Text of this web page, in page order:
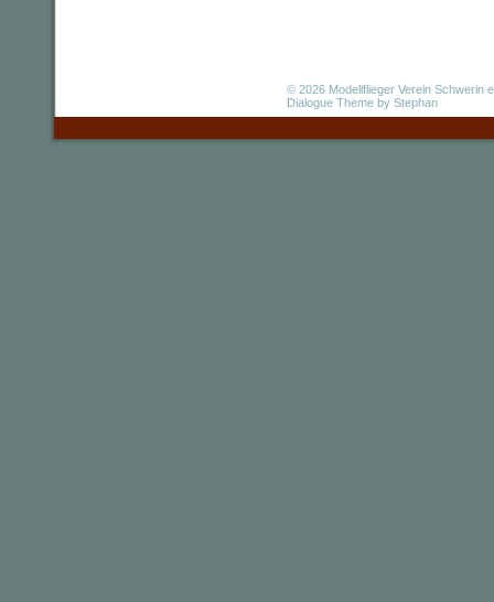
© 2026 Modellflieger Verein Schwerin
Dialogue Theme by Stephan